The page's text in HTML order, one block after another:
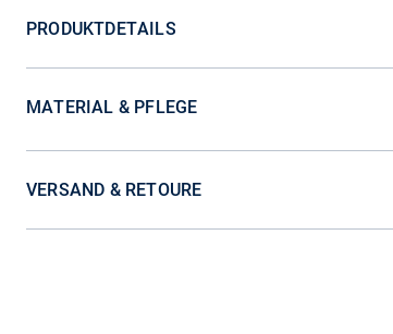
PRODUKTDETAILS
MATERIAL & PFLEGE
VERSAND & RETOURE